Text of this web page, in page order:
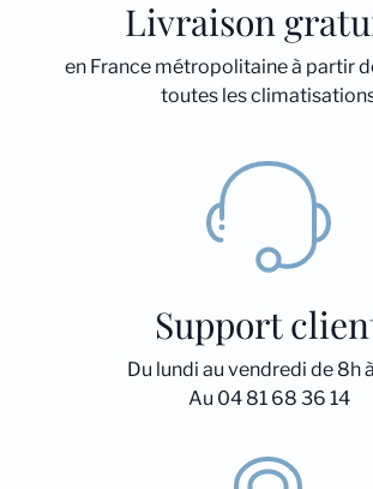
Livraison
en France métropolitaine à partir
toutes les
Support
Du lundi au vendredi de 8h
Au 04 81 68 36 14